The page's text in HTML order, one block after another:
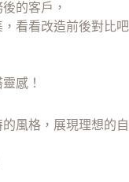
的客戶，
看看改造前後對比吧
感！
風格，展現理想的自